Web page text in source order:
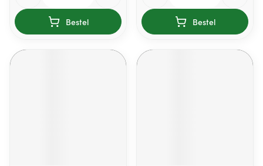
Bestel Bestel